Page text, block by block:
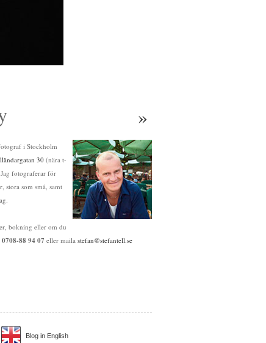
»
i Stockholm
30 (nära t-
fotograferar för
stora som små, samt
bokning eller om du
0708-88 94 07 eller maila stefan@stefantell.se
Blog in English